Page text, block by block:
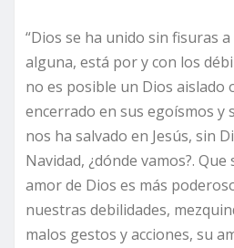
“Dios se ha unido sin fisuras
alguna, está por y con los
no es posible un Dios aislado
encerrado en sus egoísmos y
nos ha salvado en Jesús, sin
Navidad, ¿dónde vamos?.
amor de Dios es más
nuestras debilidades,
malos gestos y acciones, su